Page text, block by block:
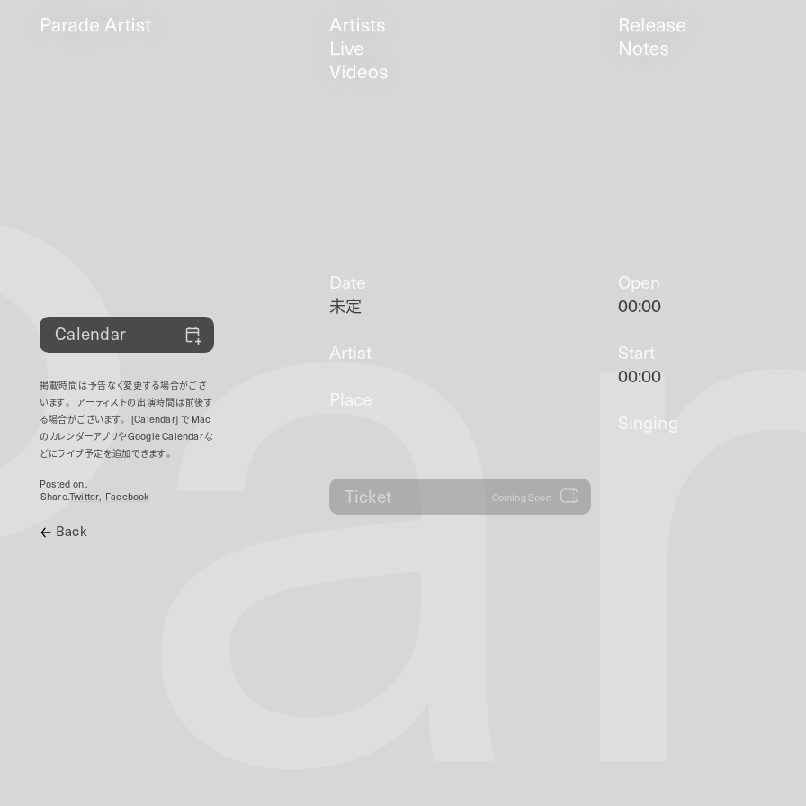
Calendar
掲載時間は予告なく変更する場合がござ
います。 アーティストの出演時間は前後す
る場合がございます。 [Calendar] で Mac
のカレンダーアプリやGoogle Calendarな
どにライブ予定を追加できます。
Posted on .
Share.Twitter Facebook
Back
Date
未定
Artist
Place
Open
00:00
Start
00:00
Singing
Ticket Coming Soon